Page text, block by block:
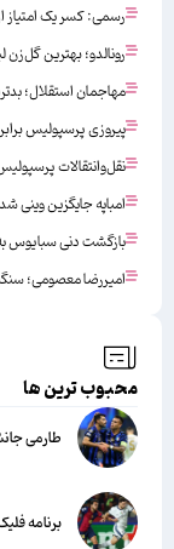
رسمی: کسر یک امتیاز از
رونالدو؛ بهترین گل‌زن
مهاجمان استقلال؛
پیروزی پرسپولیس برابر
نقل‌وانتقالات پرسپولیس
امباپه جایگزین وینی شد!
بازگشت دنی سبایوس به
امیررضا معصومی؛
محبوب ترین ها
طارمی
برنامه فلیک